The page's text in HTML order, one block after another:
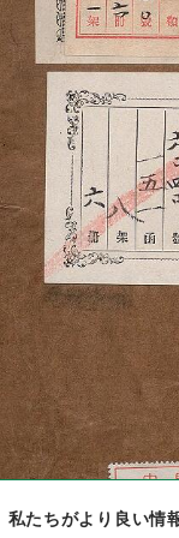
私たちがより良い情